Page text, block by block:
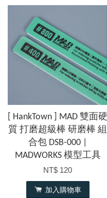
[ HankTown ] MAD 雙面硬
質 打磨超級棒 研磨棒 組
合包 DSB-000 |
MADWORKS 模型工具
NT$ 120
加入購物車